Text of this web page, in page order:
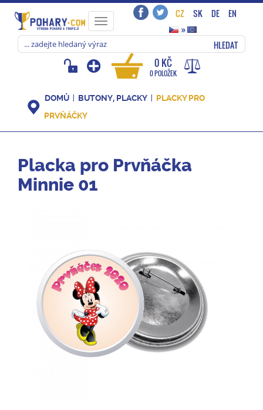
Toggle
navigation
CZ SK DE
EN
»
HLEDAT
0 KČ
0 POLOŽEK
DOMŮ BUTONY, PLACKY
PLACKY PRO
PRVŇÁČKY
Placka pro Prvňáčka
Minnie 01